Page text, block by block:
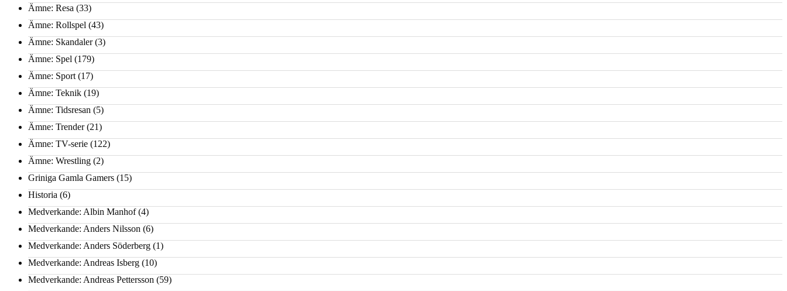
Ämne: Resa (33)
Ämne: Rollspel (43)
Ämne: Skandaler(3)
Ämne: Spel (179)
Ämne: Sport (17)
Ämne: Teknik (19)
Ämne: Tidsresan (5)
Ämne: Trender(21)
Ämne: TV-serie (122)
Ämne: Wrestling (2)
Griniga Gamla Gamers (15)
Historia (6)
Medverkande: Albin Manhof(4)
Medverkande: Anders Nilsson (6)
Medverkande: Anders Söderberg (1)
Medverkande: Andreas Isberg (10)
Medverkande: Andreas Pettersson (59)